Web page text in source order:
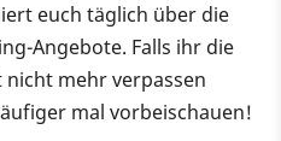
euch täglich über die
Angebote. Falls ihr die
mehr verpassen
mal vorbeischauen!